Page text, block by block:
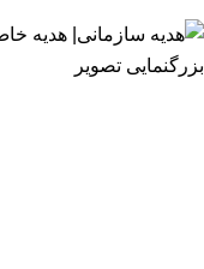
بزرگنمایی تصویر